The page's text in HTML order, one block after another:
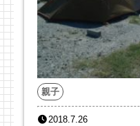
親子
2018.7.26